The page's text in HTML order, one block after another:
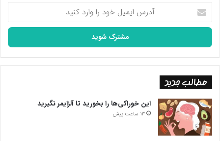
آدرس
ایمیل
خود
وارد
کنید
مطالب جدید
این خوراکی‌ها را بخورید تا آلزایمر نگیرید
13 ساعت پیش